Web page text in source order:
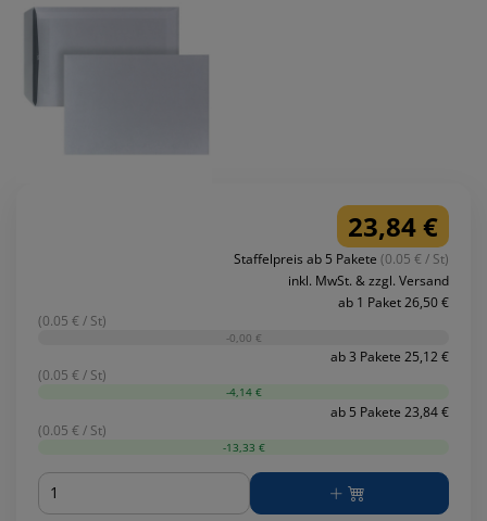
23,84 €
Staffelpreis ab 5 Pakete (0.05 € / St)
inkl. MwSt. & zzgl. Versand
ab 1 Paket 26,50 €
(0.05 € / St)
-0,00 €
ab 3 Pakete 25,12 €
(0.05 € / St)
-4,14 €
ab 5 Pakete 23,84 €
(0.05 € / St)
-13,33 €
Menge